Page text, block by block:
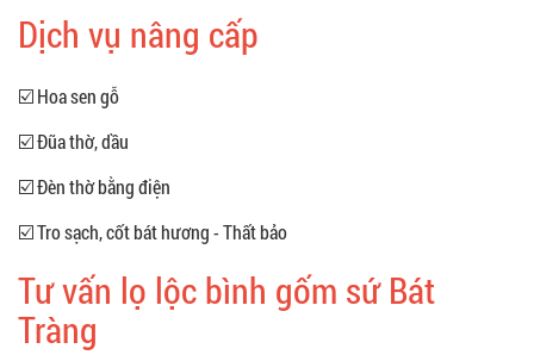
Dịch vụ nâng cấp
☑️ Hoa sen gỗ
☑️ Đũa thờ, dầu
☑️ Đèn thờ bằng điện
☑️ Tro sạch, cốt bát hương - Thất bảo
Tư vấn lọ lộc bình gốm sứ Bát
Tràng